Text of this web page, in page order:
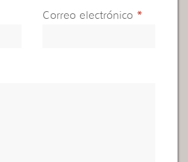
Correo electrónico *